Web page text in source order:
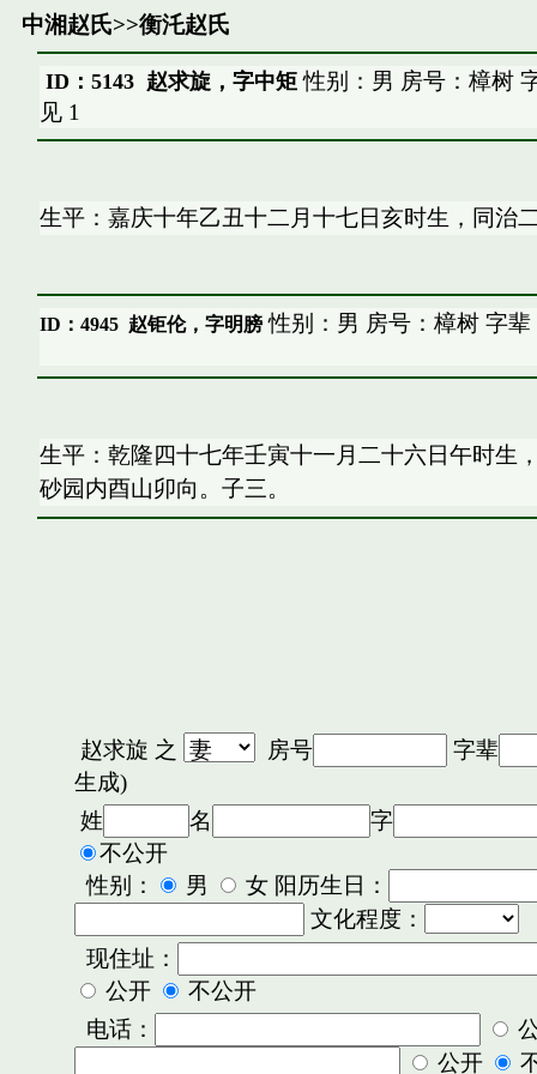
中湘赵氏>>衡汑赵氏
ID：5143 赵求旋，字中矩性别：男 房号：樟树
见 1
生平：嘉庆十年乙丑十二月十七日亥时生，同治
ID：4945 赵钜伦，字明膀性别：男 房号：樟树 字辈
生平：乾隆四十七年壬寅十一月二十六日午时生
砂园内酉山卯向。子三。
赵求旋 之 房号
字辈
生成)
姓
名
字
不公开
性别：
男
女 阳历生日：
文化程度：
现住址：
公开
不公开
电话：
公开